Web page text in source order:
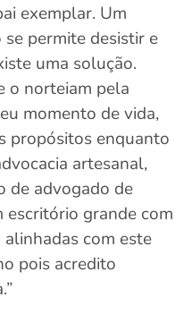
exemplar. Um
permite desistir e
uma solução.
o norteiam pela
momento de vida,
propósitos enquanto
artesanal,
de advogado de
escritório grande com
com este
pois acredito